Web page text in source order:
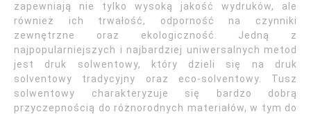
zapewniają nie tylko wysoką jakość wydruków, ale
również ich trwałość, odporność na czynniki
zewnętrzne oraz ekologiczność. Jedną z
najpopularniejszych i najbardziej uniwersalnych metod
jest druk solwentowy, który dzieli się na druk
solventowy tradycyjny oraz eco-solventowy. Tusz
solwentowy charakteryzuje się bardzo dobrą
przyczepnością do różnorodnych materiałów, w tym do